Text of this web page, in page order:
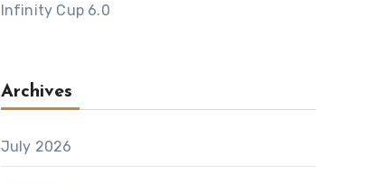
Infinity Cup 6.0
Archives
July 2026